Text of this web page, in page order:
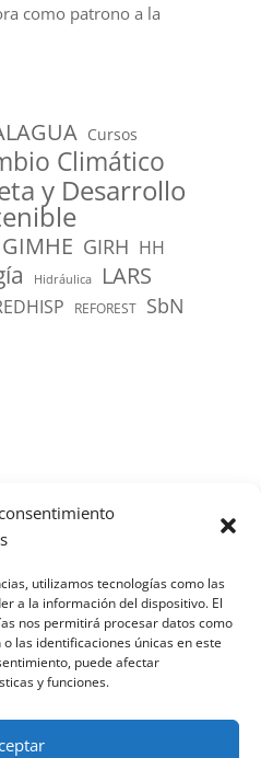
utilizamos tecnologías como las
a la información del dispositivo. El
nos permitirá procesar datos como
las identificaciones únicas en este
puede afectar
y funciones.
como patrono a la
Cursos
Climático
y Desarrollo
GIMHE GIRH HH
Hidráulica
LARS
REFOREST SbN